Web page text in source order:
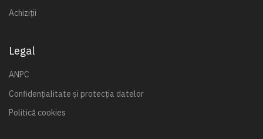
Achiziții
Legal
ANPC
Confidențialitate și protecția datelor
Politică cookies